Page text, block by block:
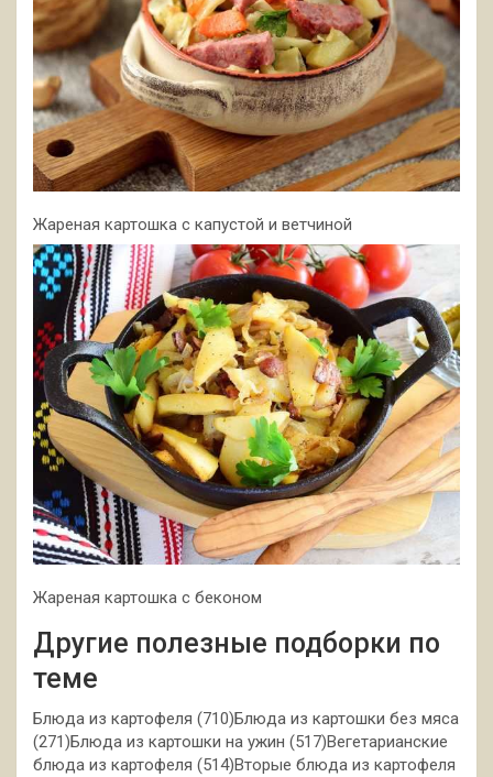
Жареная картошка с капустой и ветчиной
Жареная картошка с беконом
Другие полезные подборки по
теме
Блюда из картофеля (710)Блюда из картошки без мяса
(271)Блюда из картошки на ужин (517)Вегетарианские
блюда из картофеля (514)Вторые блюда из картофеля